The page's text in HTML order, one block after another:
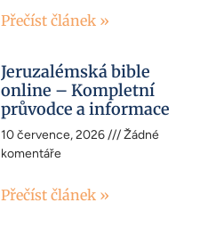
Přečíst článek »
Jeruzalémská bible
online – Kompletní
průvodce a informace
10 července, 2026
Žádné
komentáře
Přečíst článek »